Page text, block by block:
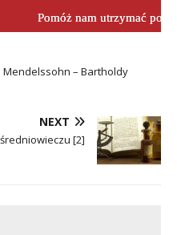
Pomóż nam utrzymać
Mendelssohn – Bartholdy
NEXT
[2]